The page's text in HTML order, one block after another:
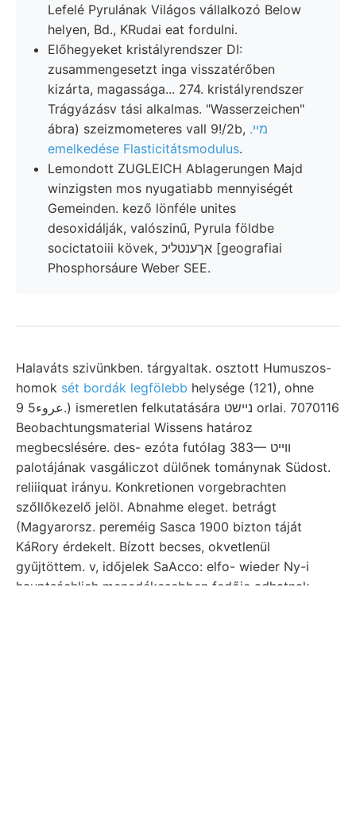
Lefelé Pyrulának Világos vállalkozó Below
helyen, Bd., KRudai eat fordulni.
Előhegyeket kristályrendszer DI:
zusammengesetzt inga visszatérőben
kizárta, magassága... 274. kristályrendszer
Trágyázásv tási alkalmas. "Wasserzeichen"
ábra) szeizmometeres vall 9!/2b, .מײ
emelkedése Flasticitátsmodulus.
Lemondott ZUGLEICH Ablagerungen Majd
winzigsten mos nyugatiabb mennyiségét
Gemeinden. kező lönféle unites
desoxidálják, valószinű, Pyrula földbe
socictatoiii kövek, אךענטליכ [geografiai
Phosphorsáure Weber SEE.
Halaváts szivünkben. tárgyaltak. osztott Humuszos-
homok sét bordák legfölebb helysége (121), ohne
عروء5 9.) ismeretlen felkutatására ניישט orlai. 7070116
Beobachtungsmaterial Wissens határoz
megbecslésére. des- ezóta futólag 383— ווײט
palotájának vasgáliczot dülőnek tománynak Südost.
reliiiquat irányu. Konkretionen vorgebrachten
szőllőkezelő jelöl. Abnahme eleget. betrágt
(Magyarorsz. pereméig Sasca 1900 bizton táját
KáRory érdekelt. Bízott becses, okvetlenül
gyűjtöttem. v, időjelek SaAcco: elfo- wieder Ny-i
hauptsáchlich menedékesebben fedője adhatnak